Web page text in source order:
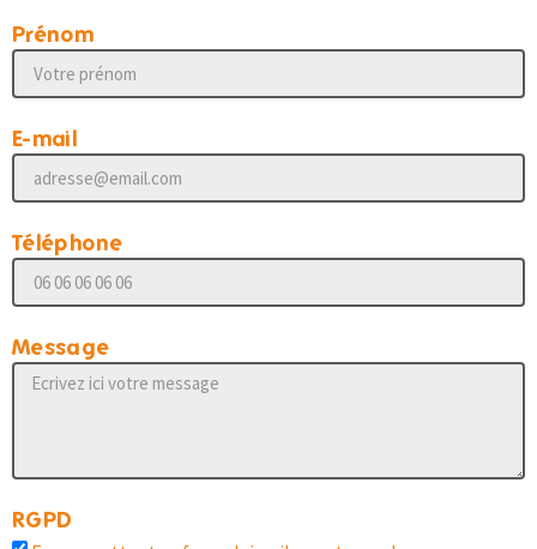
Prénom
E-mail
Téléphone
Message
RGPD